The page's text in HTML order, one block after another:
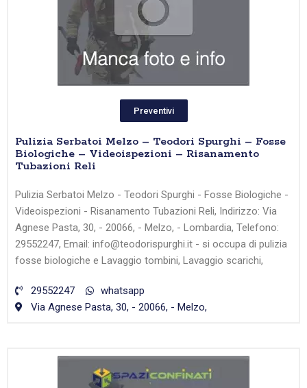
Preventivi
Pulizia Serbatoi Melzo – Teodori Spurghi – Fosse
Biologiche – Videoispezioni – Risanamento
Tubazioni Reli
Pulizia Serbatoi Melzo - Teodori Spurghi - Fosse Biologiche -
Videoispezioni - Risanamento Tubazioni Reli, Indirizzo: Via
Agnese Pasta, 30, - 20066, - Melzo, - Lombardia, Telefono:
29552247, Email: info@teodorispurghi.it - si occupa di pulizia
fosse biologiche e Lavaggio tombini, Lavaggio scarichi,
29552247
whatsapp
Via Agnese Pasta, 30, - 20066, - Melzo,